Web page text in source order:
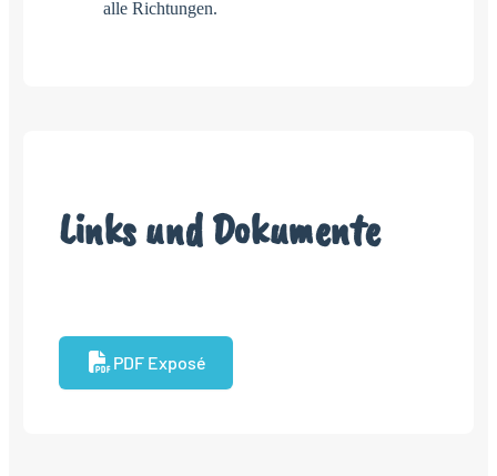
alle Richtungen.
Links und Dokumente
PDF Exposé